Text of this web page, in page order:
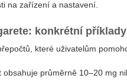
na zařízení a nastavení.
konkrétní příklady
které uživatelům
průměrně 10–20 mg